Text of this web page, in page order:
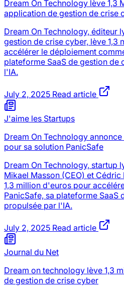
Dream On Technology lève 1,3
application de gestion de crise
Dream On Technology, éditeur
gestion de crise cyber, lève 1,3
accélérer le déploiement
plateforme SaaS de gestion de
l'IA.
July 2, 2025 Read article
J'aime les Startups
Dream On Technology
pour sa solution PanicSafe
Dream On Technology, startup
Mikael Masson (CEO) et
1,3 million d'euros pour
PanicSafe, sa plateforme SaaS
propulsée par l'IA.
July 2, 2025 Read article
Journal du Net
Dream on technology lève 1,3
de gestion de crise cyber